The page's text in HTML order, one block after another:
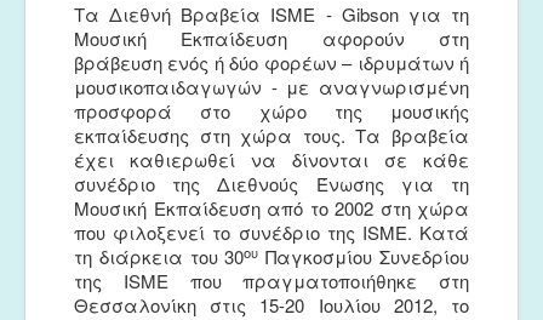
Τα Διεθνή Βραβεία ISME - Gibson για τη
Μουσική Εκπαίδευση αφορούν στη
βράβευση ενός ή δύο φορέων – ιδρυμάτων ή
μουσικοπαιδαγωγών - με αναγνωρισμένη
προσφορά στο χώρο της μουσικής
εκπαίδευσης στη χώρα τους. Τα βραβεία
έχει καθιερωθεί να δίνονται σε κάθε
συνέδριο της Διεθνούς Ένωσης για τη
Μουσική Εκπαίδευση από το 2002 στη χώρα
που φιλοξενεί το συνέδριο της ISME. Κατά
τη διάρκεια του 30ου Παγκοσμίου Συνεδρίου
της ISME που πραγματοποιήθηκε στη
Θεσσαλονίκη στις 15-20 Ιουλίου 2012, το